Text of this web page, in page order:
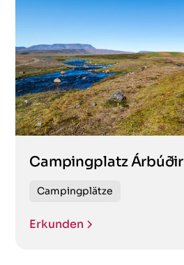
Campingplatz Árbúðir
Campingplätze
Erkunden